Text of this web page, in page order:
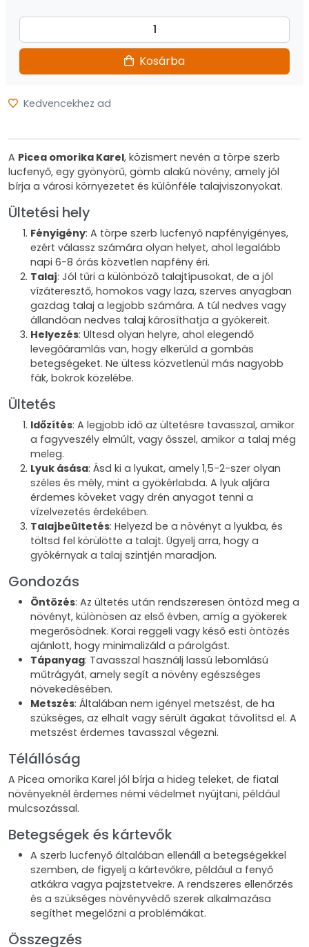
Kosárba
Kedvencekhez ad
A Picea omorika Karel, közismert nevén a törpe szerb
lucfenyő, egy gyönyörű, gömb alakú növény, amely jól
bírja a városi környezetet és különféle talajviszonyokat.
Ültetési hely
Fényigény: A törpe szerb lucfenyő napfényigényes,
ezért válassz számára olyan helyet, ahol legalább
napi 6-8 órás közvetlen napfény éri.
Talaj: Jól tűri a különböző talajtípusokat, de a jól
vízáteresztő, homokos vagy laza, szerves anyagban
gazdag talaj a legjobb számára. A túl nedves vagy
állandóan nedves talaj károsíthatja a gyökereit.
Helyezés: Ültesd olyan helyre, ahol elegendő
levegőáramlás van, hogy elkerüld a gombás
betegségeket. Ne ültess közvetlenül más nagyobb
fák, bokrok közelébe.
Ültetés
Időzítés: A legjobb idő az ültetésre tavasszal, amikor
a fagyveszély elmúlt, vagy ősszel, amikor a talaj még
meleg.
Lyuk ásása: Ásd ki a lyukat, amely 1,5-2-szer olyan
széles és mély, mint a gyökérlabda. A lyuk aljára
érdemes köveket vagy drén anyagot tenni a
vízelvezetés érdekében.
Talajbeültetés: Helyezd be a növényt a lyukba, és
töltsd fel körülötte a talajt. Ügyelj arra, hogy a
gyökérnyak a talaj szintjén maradjon.
Gondozás
Öntözés: Az ültetés után rendszeresen öntözd meg a
növényt, különösen az első évben, amíg a gyökerek
megerősödnek. Korai reggeli vagy késő esti öntözés
ajánlott, hogy minimalizáld a párolgást.
Tápanyag: Tavasszal használj lassú lebomlású
műtrágyát, amely segít a növény egészséges
növekedésében.
Metszés: Általában nem igényel metszést, de ha
szükséges, az elhalt vagy sérült ágakat távolítsd el. A
metszést érdemes tavasszal végezni.
Télállóság
A Picea omorika Karel jól bírja a hideg teleket, de fiatal
növényeknél érdemes némi védelmet nyújtani, például
mulcsozással.
Betegségek és kártevők
A szerb lucfenyő általában ellenáll a betegségekkel
szemben, de figyelj a kártevőkre, például a fenyő
atkákra vagya pajzstetvekre. A rendszeres ellenőrzés
és a szükséges növényvédő szerek alkalmazása
segíthet megelőzni a problémákat.
Összegzés